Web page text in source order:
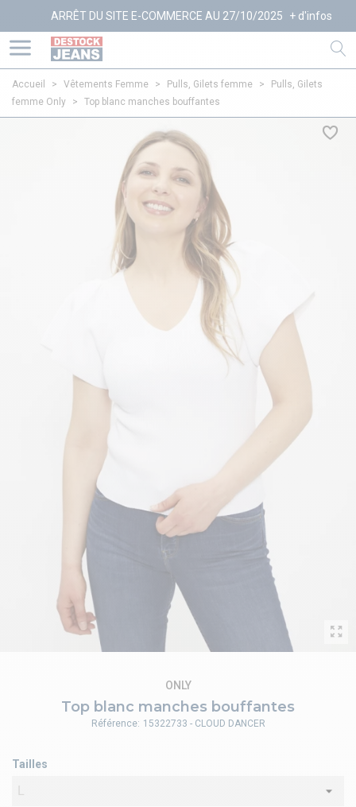
ARRÊT DU SITE E-COMMERCE AU 27/10/2025 + d'infos
Accueil > Vêtements Femme > Pulls, Gilets femme >
Pulls, Gilets
femme Only
> Top blanc manches bouffantes
Top blanc manches bouffantes
ONLY
Tailles
Référence: 15322733 - CLOUD DANCER